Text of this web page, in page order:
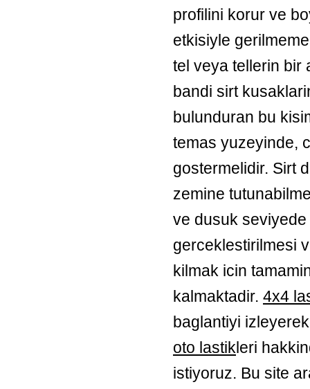
profilini korur ve
etkisiyle
tel veya tellerin bir
bandi sirt
bulunduran bu
temas yuzeyinde,
gostermelidir. Sirt
zemine
ve dusuk
gerceklestirilmesi
kilmak icin
kalmaktadir. 4x4
baglantiyi
oto lastikleri
istiyoruz. Bu site